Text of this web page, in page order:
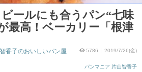
ビールにも合うパン“七味
最高！ベーカリー「根津
5786 2019/7/26(金)
パンマニア 片山智香子
香子のおいしいパン屋